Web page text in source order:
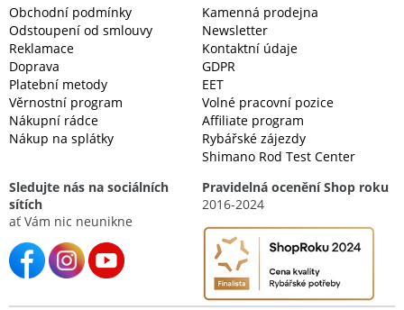
Obchodní podmínky
Odstoupení od smlouvy
Reklamace
Doprava
Platební metody
Věrnostní program
Nákupní rádce
Nákup na splátky
Kamenná prodejna
Newsletter
Kontaktní údaje
GDPR
EET
Volné pracovní pozice
Affiliate program
Rybářské zájezdy
Shimano Rod Test Center
Sledujte nás na sociálních
sítích
ať Vám nic neunikne
Pravidelná ocenění Shop roku
2016-2024